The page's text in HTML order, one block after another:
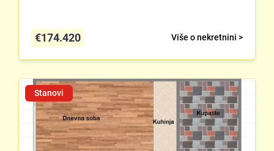
Više o nekretnini >
€174.420
Stanovi